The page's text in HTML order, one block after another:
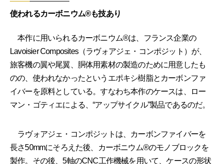
使われるカーボニウム®も技あり
本作に用いられるカーボニウム®は、フランス企業の
Lavoisier Composites（ラヴォアジェ・コンポジット）が、
旅客機の翼や尾翼、胴体用素材の製造のために用意したも
のの、使われなかったというエポキシ樹脂とカーボンファ
イバーを原料としている。すなわち本作のケースは、ロー
マン・ゴティエによる、“アップサイクル”製品であるのだ。
ラヴォアジェ・コンポジットは、カーボンファイバーを
長さ50mmにそろえた後、カーボニウム®のモノブロックを
製作。その後、5軸のCNC工作機械を用いて、ケースの形状